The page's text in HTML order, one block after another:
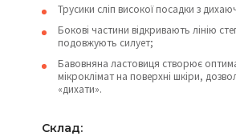
Трусики сліп високої посадки з
Бокові частини відкривають лінію
подовжують силует;
Бавовняна ластовиця створює
мікроклімат на поверхні шкіри,
«дихати».
Склад: